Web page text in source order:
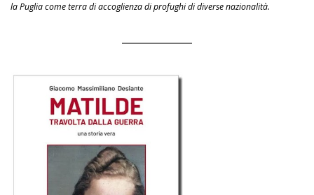
la Puglia come terra di accoglienza di profughi di diverse nazionalità.